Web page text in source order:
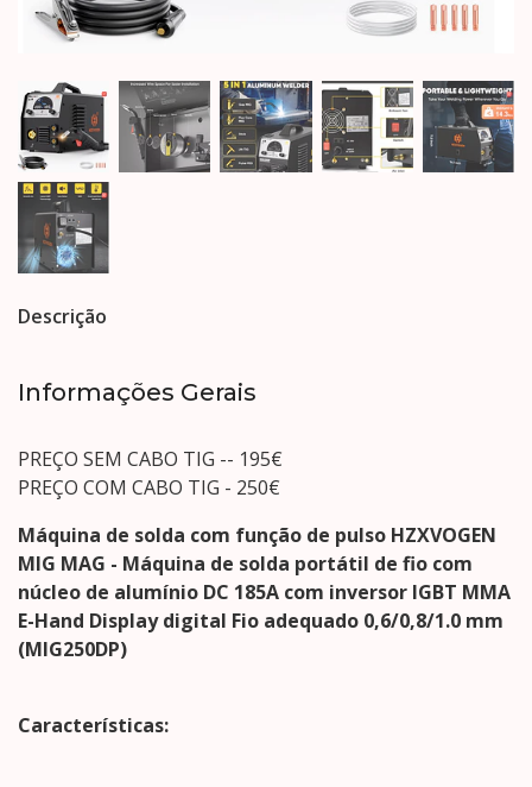
Descrição
Informações Gerais
PREÇO SEM CABO TIG -- 195€
PREÇO COM CABO TIG - 250€
Máquina de solda com função de pulso HZXVOGEN
MIG MAG - Máquina de solda portátil de fio com
núcleo de alumínio DC 185A com inversor IGBT MMA
E-Hand Display digital Fio adequado 0,6/0,8/1.0 mm
(MIG250DP)
Características: